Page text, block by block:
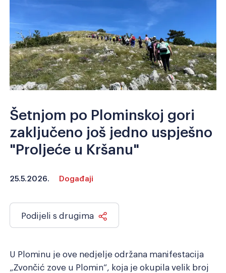
Crno-bijelo Razmak slova
Razmak redova Veliki kursor
Resetiraj alate
Šetnjom po Plominskoj gori
zaključeno još jedno uspješno
"Proljeće u Kršanu"
25.5.2026. Događaji
Podijeli s drugima
U Plominu je ove nedjelje održana manifestacija
„Zvončić zove u Plomin“, koja je okupila velik broj